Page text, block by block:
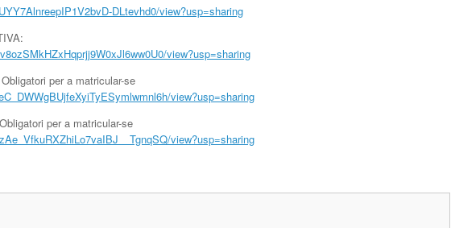
DLtevhd0/view?usp=sharing
view?usp=sharing
per a matricular-se
view?usp=sharing
per a matricular-se
view?usp=sharing